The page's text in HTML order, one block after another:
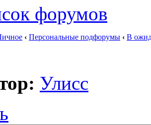
форумов
‹ Персональные подфорумы ‹ В
Улисс